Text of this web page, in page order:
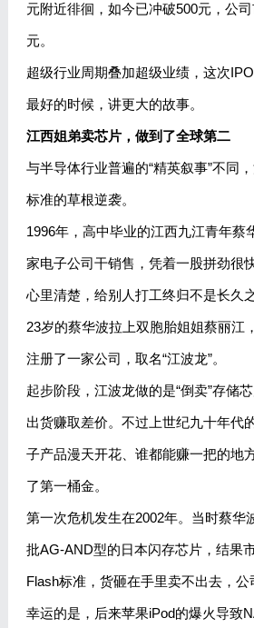
元附近徘徊，如今已冲破500元，公
元。
超级行业周期叠加超级业绩，这次
最好的时候，讲更大的故事。
江西姐弟卖芯片，做到了全球第二
与半导体行业普遍的“精英叙事”不同
标准的草根逆袭。
1996年，高中毕业的江西九江青年蔡
家电子公司干销售，凭着一股拼劲很
心里清楚，给别人打工终归不是长久
23岁的蔡华波拉上双胞胎姐姐蔡丽江
注册了一家公司，取名“江波龙”。
起步阶段，江波龙做的是“倒卖”存储
出货赚取差价。不过上世纪九十年代
子产品漫天开花、谁都能赚一把的地
了第一桶金。
第一次危机发生在2002年。当时蔡华
批AG-AND型的日本闪存芯片，结果
Flash标准，货砸在手里卖不出去，公
幸运的是，后来苹果iPod的爆火导致